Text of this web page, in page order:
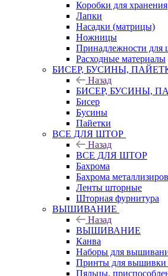
Коробки для хранения
Лапки
Насадки (матрицы)
Ножницы
Принадлежности для
Расходные материалы
БИСЕР, БУСИНЫ,
Назад
БИСЕР, БУСИНЫ,
Бисер
Бусины
Пайетки
ВСЕ ДЛЯ ШТОР
Назад
ВСЕ ДЛЯ ШТОР
Бахрома
Бахрома
Ленты шторные
Шторная фурнитура
ВЫШИВАНИЕ
Назад
ВЫШИВАНИЕ
Канва
Наборы для
Принты для вышивки
Пяльцы,